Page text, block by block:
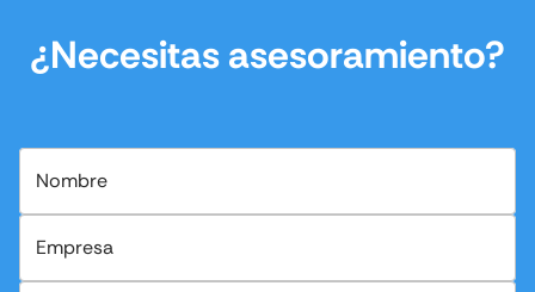
¿Necesitas asesoramiento?
Nombre
Empresa